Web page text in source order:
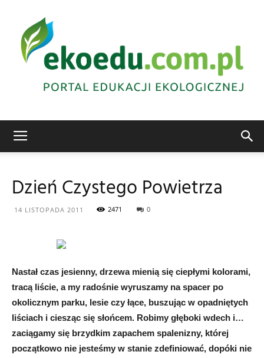
Dzień Czystego Powietrza
14 LISTOPADA 2011 2471 0
Nastał czas jesienny, drzewa mienią się ciepłymi kolorami,
tracą liście, a my radośnie wyruszamy na spacer po
okolicznym parku, lesie czy łące, buszując w opadniętych
liściach i ciesząc się słońcem. Robimy głęboki wdech i…
zaciągamy się brzydkim zapachem spalenizny, której
początkowo nie jesteśmy w stanie zdefiniować, dopóki nie